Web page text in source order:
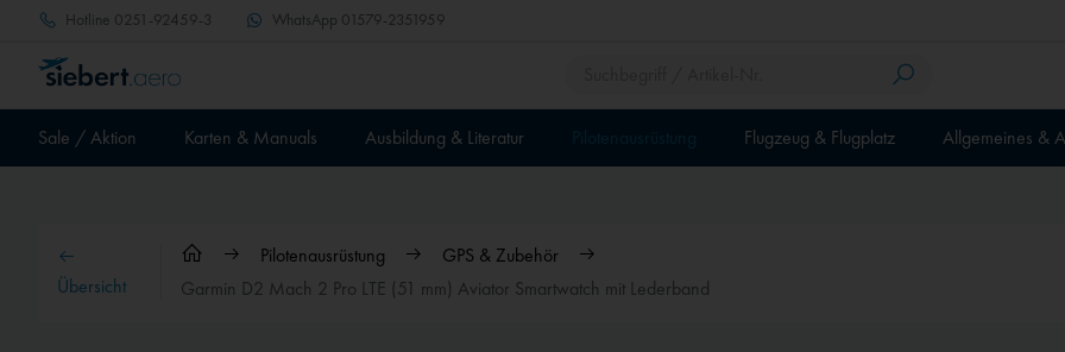
Hotline 0251-92459-3 WhatsApp 01579-2351959
Sale / Aktion Karten & Manuals Ausbildung & Literatur Flugzeug & Flugplatz Allgemeines &
Übersicht
Pilotenausrüstung
GPS & Zubehör
Garmin D2 Mach 2 Pro LTE (51 mm) Aviator Smartwatch mit Lederband